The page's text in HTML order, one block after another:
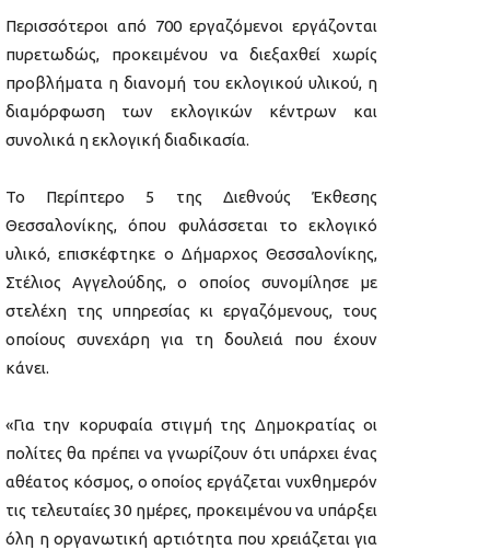
Περισσότεροι από 700 εργαζόμενοι εργάζονται
πυρετωδώς, προκειμένου να διεξαχθεί χωρίς
προβλήματα η διανομή του εκλογικού υλικού, η
διαμόρφωση των εκλογικών κέντρων και
συνολικά η εκλογική διαδικασία.
Το Περίπτερο 5 της Διεθνούς Έκθεσης
Θεσσαλονίκης, όπου φυλάσσεται το εκλογικό
υλικό, επισκέφτηκε ο Δήμαρχος Θεσσαλονίκης,
Στέλιος Αγγελούδης, ο οποίος συνομίλησε με
στελέχη της υπηρεσίας κι εργαζόμενους, τους
οποίους συνεχάρη για τη δουλειά που έχουν
κάνει.
«Για την κορυφαία στιγμή της Δημοκρατίας οι
πολίτες θα πρέπει να γνωρίζουν ότι υπάρχει ένας
αθέατος κόσμος, ο οποίος εργάζεται νυχθημερόν
τις τελευταίες 30 ημέρες, προκειμένου να υπάρξει
όλη η οργανωτική αρτιότητα που χρειάζεται για